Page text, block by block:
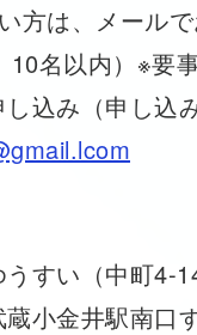
方は、メールで
名以内）※要
込み（申し込
すい（中町4-
小金井駅南口す